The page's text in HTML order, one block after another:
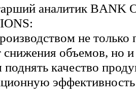
аналитик BANK
не только
снижения объемов, но
поднять качество
эффективность